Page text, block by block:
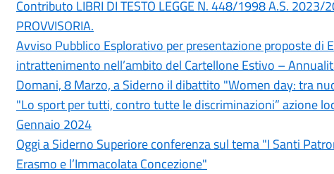
Contributo LIBRI DI TESTO LEGGE N. 448/1998 A.S. 2023/
PROVVISORIA.
Avviso Pubblico Esplorativo per presentazione proposte di
intrattenimento nell’ambito del Cartellone Estivo –
Domani, 8 Marzo, a Siderno il dibattito "Women day: tra
"Lo sport per tutti, contro tutte le discriminazioni” azione
Gennaio 2024
Oggi a Siderno Superiore conferenza sul tema "I Santi
Erasmo e l’Immacolata Concezione"